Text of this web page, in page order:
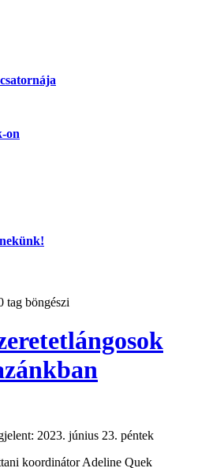
on
tag böngészi
2023. június 23. péntek
koordinátor Adeline Quek